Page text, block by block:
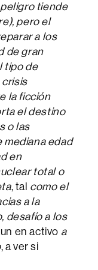
tiende
pero el
a los
de gran
tipo de
crisis
la ficción
el destino
o las
mediana edad
en
total o
, tal como el
a la
desafío a los
en activo a
, a ver si